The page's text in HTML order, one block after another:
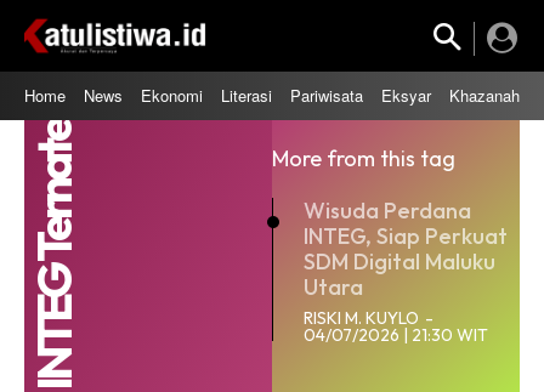
Home News Ekonomi Literasi Pariwisata Eksyar Khazanah
INTEG Ternate
More from this tag
Wisuda Perdana
INTEG, Siap Perkuat
SDM Digital Maluku
Utara
RISKI M. KUYLO -
04/07/2026 | 21:30 WIT